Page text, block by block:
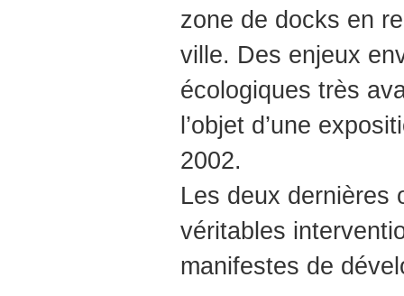
zone de docks en
ville. Des enjeux
écologiques très
l’objet d’une
2002.
Les deux dernières
véritables
manifestes de